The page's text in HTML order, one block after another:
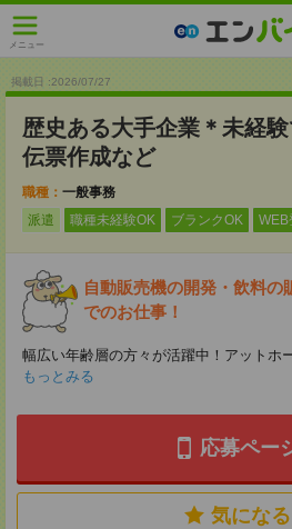
メニュー
掲載日 :2026/07/27
歴史ある大手企業＊未経
伝票作成など
職種： 一般事務
派遣
職種未経験OK ブランクOK WEB
自動販売機の開発・飲料の
でのお仕事！
幅広い年齢層の方々が活躍中！アットホ
もっとみる
応募ペー
気になる